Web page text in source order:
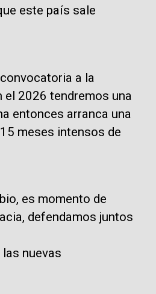
este país sale
a la
el 2026 tendremos una
entonces arranca una
meses intensos de
es momento de
defendamos juntos
nuevas